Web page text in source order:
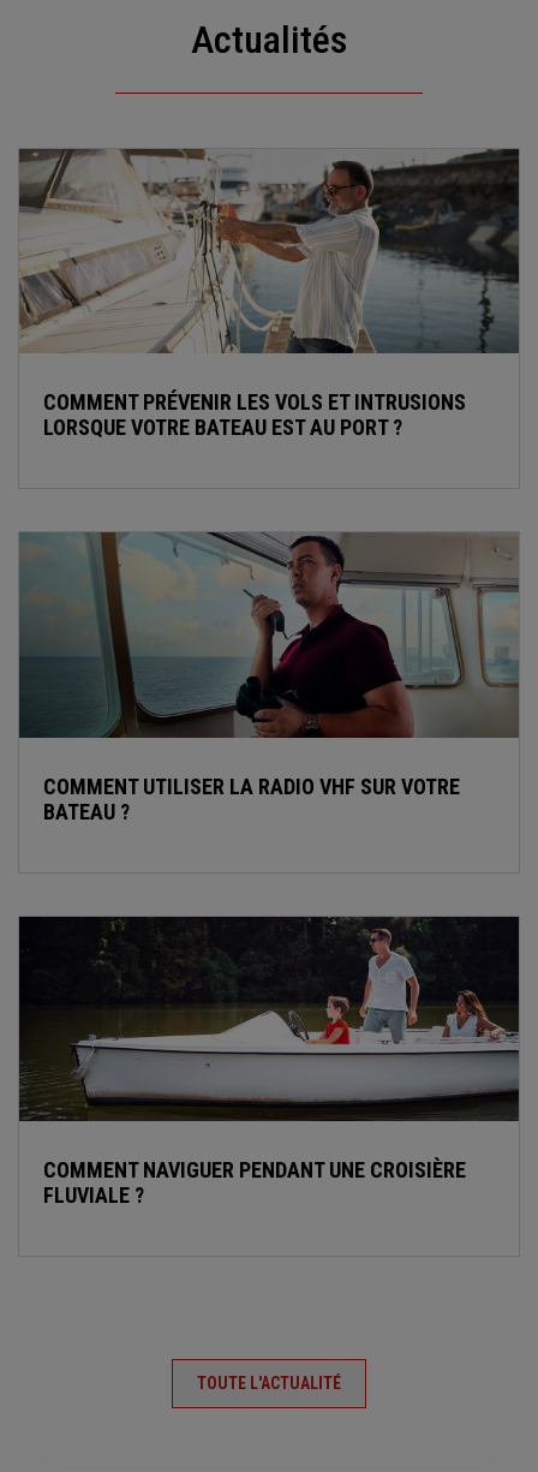
Actualités
COMMENT PRÉVENIR LES VOLS ET INTRUSIONS
LORSQUE VOTRE BATEAU EST AU PORT ?
COMMENT UTILISER LA RADIO VHF SUR VOTRE
BATEAU ?
COMMENT NAVIGUER PENDANT UNE CROISIÈRE
FLUVIALE ?
TOUTE L'ACTUALITÉ